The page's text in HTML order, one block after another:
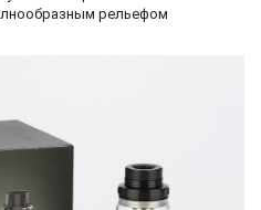
рельефом